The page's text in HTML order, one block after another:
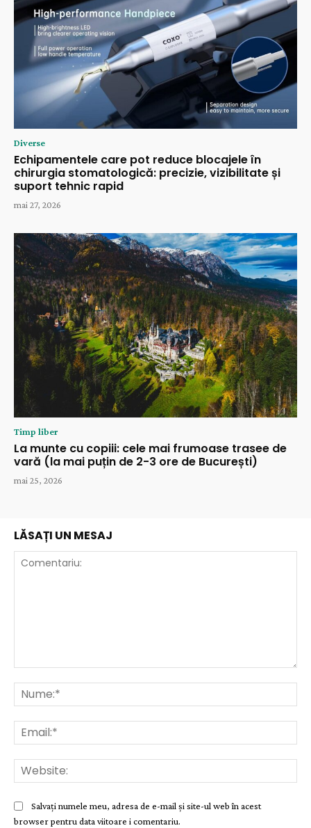
Diverse
Echipamentele care pot reduce blocajele în
chirurgia stomatologică: precizie, vizibilitate și
suport tehnic rapid
mai 27, 2026
Timp liber
La munte cu copiii: cele mai frumoase trasee de
vară (la mai puțin de 2-3 ore de București)
mai 25, 2026
LĂSAȚI UN MESAJ
Salvați numele meu, adresa de e-mail și site-ul web în acest
browser pentru data viitoare i comentariu.